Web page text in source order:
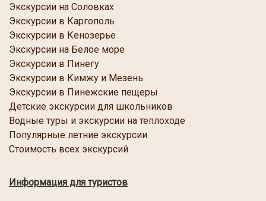
Экскурсии на Соловках
Экскурсии в Каргополь
Экскурсии в Кенозерье
Экскурсии на Белое море
Экскурсии в Пинегу
Экскурсии в Кимжу и Мезень
Экскурсии в Пинежские пещеры
Детские экскурсии для школьников
Водные туры и экскурсии на теплоходе
Популярные летние экскурсии
Стоимость всех экскурсий
Информация для туристов